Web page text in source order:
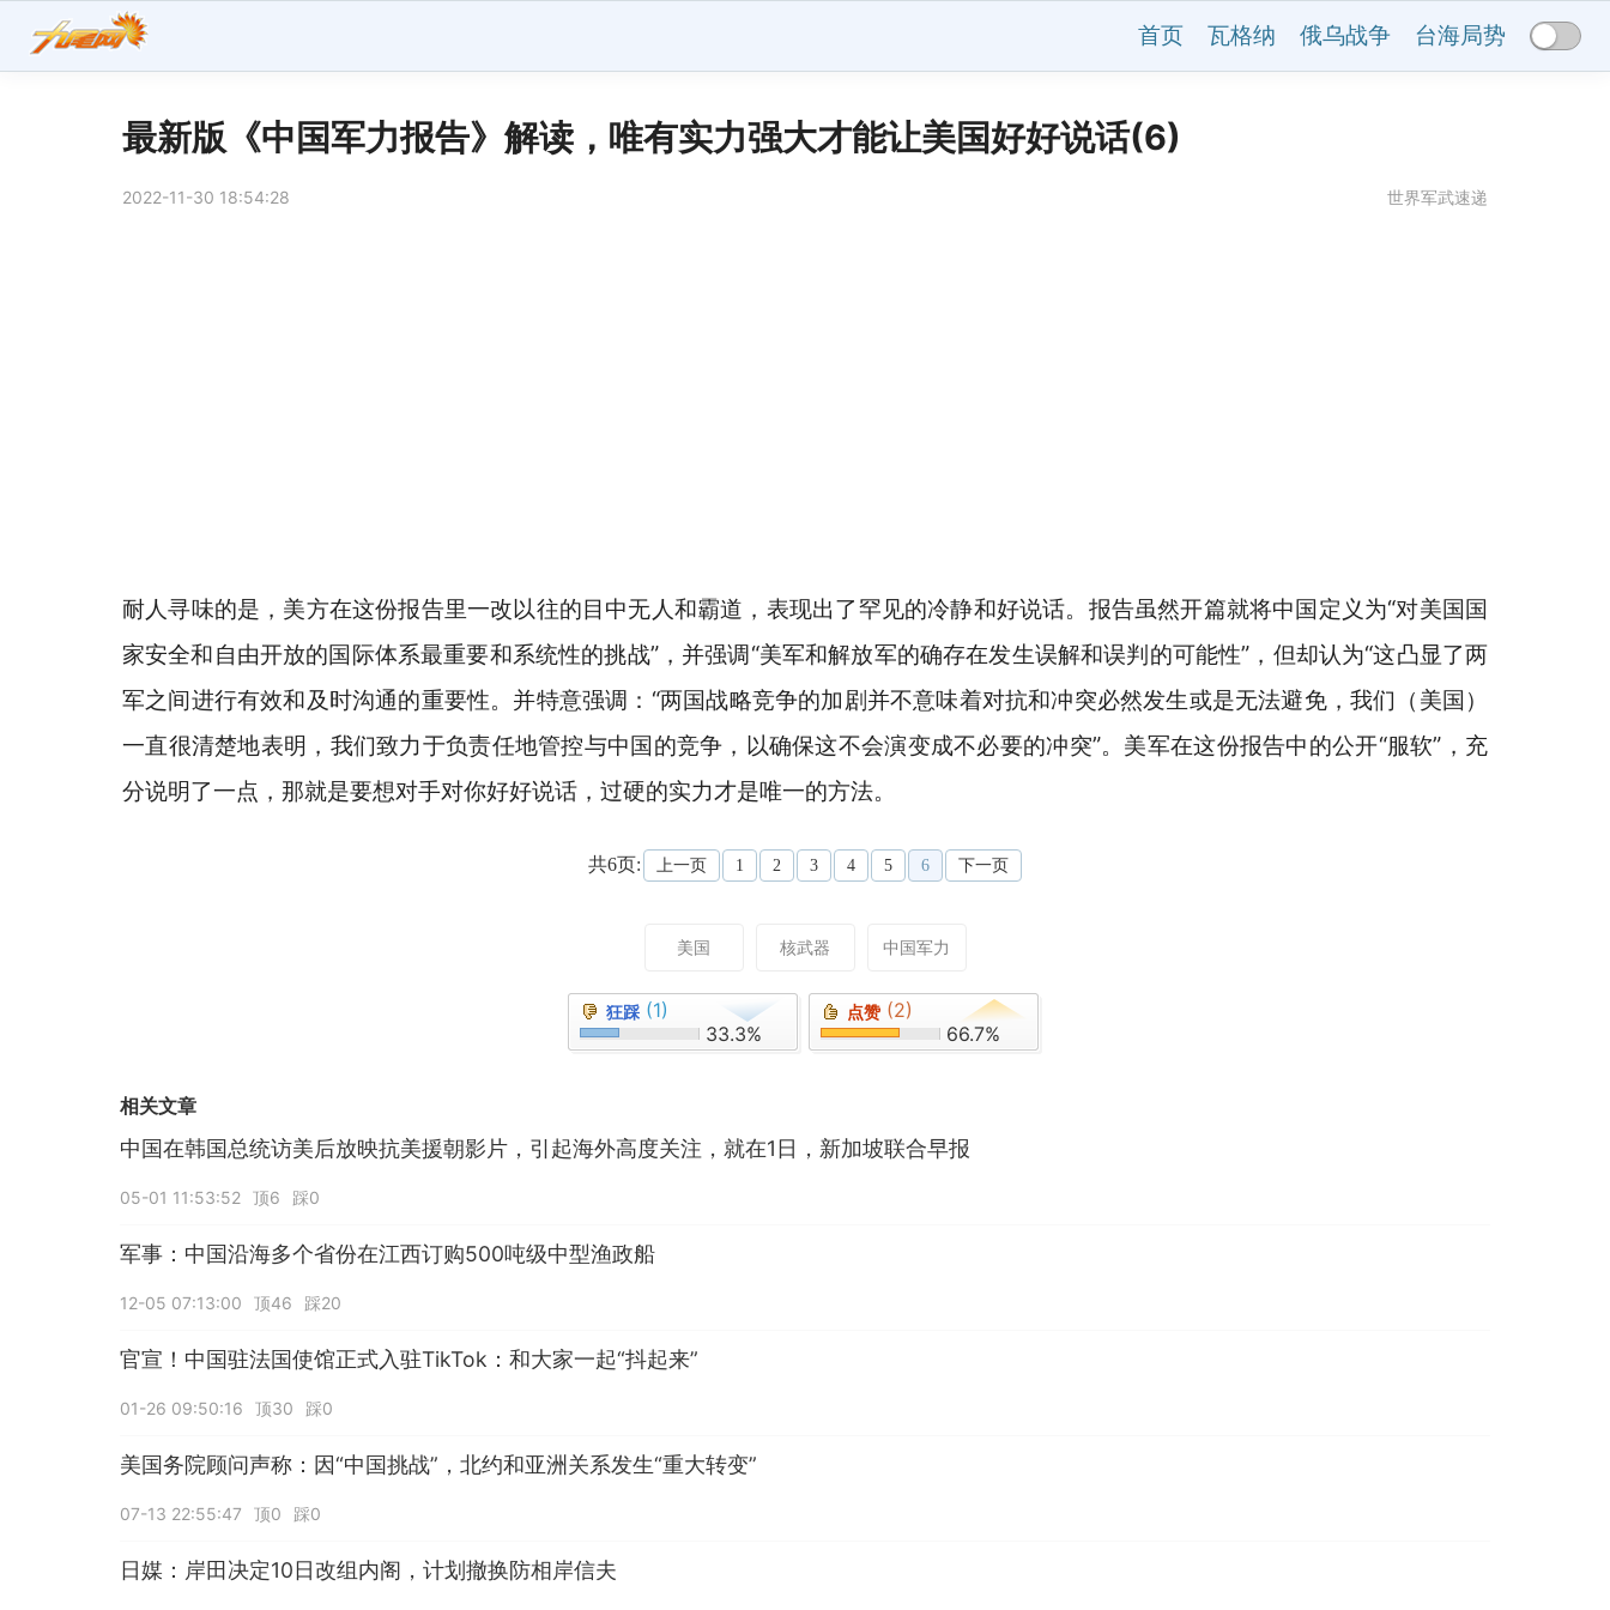
首页 瓦格纳 俄乌战争 台海局势
最新版《中国军力报告》解读，唯有实力强大才能让美国好好说话(6)
2022-11-30 18:54:28 世界军武速递
耐人寻味的是，美方在这份报告里一改以往的目中无人和霸道，表现出了罕见的冷静和好说话。报告虽然开篇就将中国定义为“对美国国
家安全和自由开放的国际体系最重要和系统性的挑战”，并强调“美军和解放军的确存在发生误解和误判的可能性” ，但却认为“这凸显了两
军之间进行有效和及时沟通的重要性。 并特意强调： “两国战略竞争的加剧并不意味着对抗和冲突必然发生或是无法避免，我们（美国）
一直很清楚地表明，我们致力于负责任地管控与中国的竞争，以确保这不会演变成不必要的冲突”。 美军在这份报告中的公开“服软”，充
分说明了一点，那就是要想对手对你好好说话，过硬的实力才是唯一的方法。
共6页: 上一页 1 2 3 4 5 6 下一页
美国 核武器 中国军力
狂踩 (1)
33.3%
点赞 (2)
66.7%
相关文章
中国在韩国总统访美后放映抗美援朝影片，引起海外高度关注，就在1日，新加坡联合早报
05-01 11:53:52 顶6 踩0
军事：中国沿海多个省份在江西订购500吨级中型渔政船
12-05 07:13:00 顶46 踩20
官宣！中国驻法国使馆正式入驻TikTok：和大家一起“抖起来”
01-26 09:50:16 顶30 踩0
美国务院顾问声称：因“中国挑战”，北约和亚洲关系发生“重大转变”
07-13 22:55:47 顶0 踩0
日媒：岸田决定10日改组内阁，计划撤换防相岸信夫